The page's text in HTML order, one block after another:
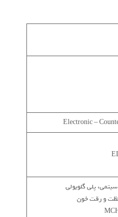
Electronic –
پلی گلوبولی
و رقت خون